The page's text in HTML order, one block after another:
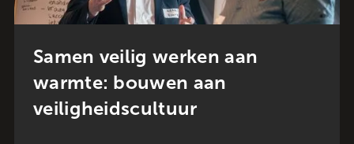
Samen veilig werken aan
warmte: bouwen aan
veiligheidscultuur